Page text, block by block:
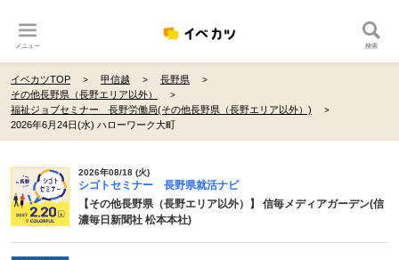
メニュー 検索
イベカツTOP 甲信越
長野県
その他長野県（長野エリア以外）
福祉ジョブセミナー 長野労働局(その他長野県（長野エリア以外）)
2026年6月24日(水) ハローワーク大町
2026年08/18 (火)
シゴトセミナー 長野県就活ナビ
【その他長野県（長野エリア以外）】 信毎メディアガーデン(信
濃毎日新聞社 松本本社)